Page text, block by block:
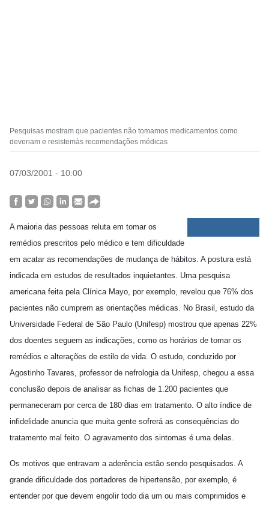
Pesquisas mostram que pacientes não tomamos medicamentos como
deveriam e resistemàs recomendações médicas
07/03/2001 - 10:00
A maioria das pessoas reluta em tomar os
remédios prescritos pelo médico e tem dificuldade
em acatar as recomendações de mudança de hábitos. A postura está
indicada em estudos de resultados inquietantes. Uma pesquisa
americana feita pela Clínica Mayo, por exemplo, revelou que 76% dos
pacientes não cumprem as orientações médicas. No Brasil, estudo da
Universidade Federal de São Paulo (Unifesp) mostrou que apenas 22%
dos doentes seguem as indicações, como os horários de tomar os
remédios e alterações de estilo de vida. O estudo, conduzido por
Agostinho Tavares, professor de nefrologia da Unifesp, chegou a essa
conclusão depois de analisar as fichas de 1.200 pacientes que
permaneceram por cerca de 180 dias em tratamento. O alto índice de
infidelidade anuncia que muita gente sofrerá as consequências do
tratamento mal feito. O agravamento dos sintomas é uma delas.
Os motivos que entravam a aderência estão sendo pesquisados. A
grande dificuldade dos portadores de hipertensão, por exemplo, é
entender por que devem engolir todo dia um ou mais comprimidos e